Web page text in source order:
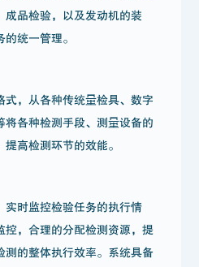
成品检验，以及发动机的装
统一管理。
式，从各种传统量检具、数字
将各种检测手段、测量设备的
高检测环节的效能。
实时监控检验任务的执行情
控，合理的分配检测资源，提
测的整体执行效率。系统具备